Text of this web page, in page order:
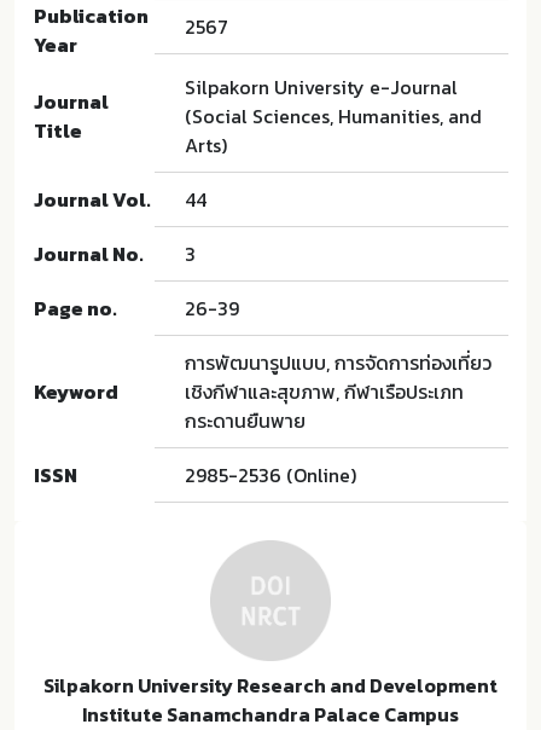
Publication
Year
2567
Journal
Title
Silpakorn University e-Journal
(Social Sciences, Humanities, and
Arts)
Journal Vol.
44
Journal No.
3
Page no.
26-39
Keyword
การพัฒนารูปแบบ, การจัดการท่องเที่ยว
เชิงกีฬาและสุขภาพ, กีฬาเรือประเภท
กระดานยืนพาย
ISSN
2985-2536 (Online)
Silpakorn University Research and Development
Institute Sanamchandra Palace Campus